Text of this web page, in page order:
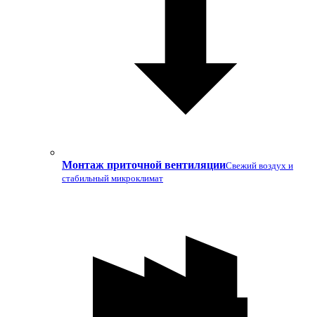
Монтаж приточной вентиляцииСвежий воздух и
стабильный микроклимат